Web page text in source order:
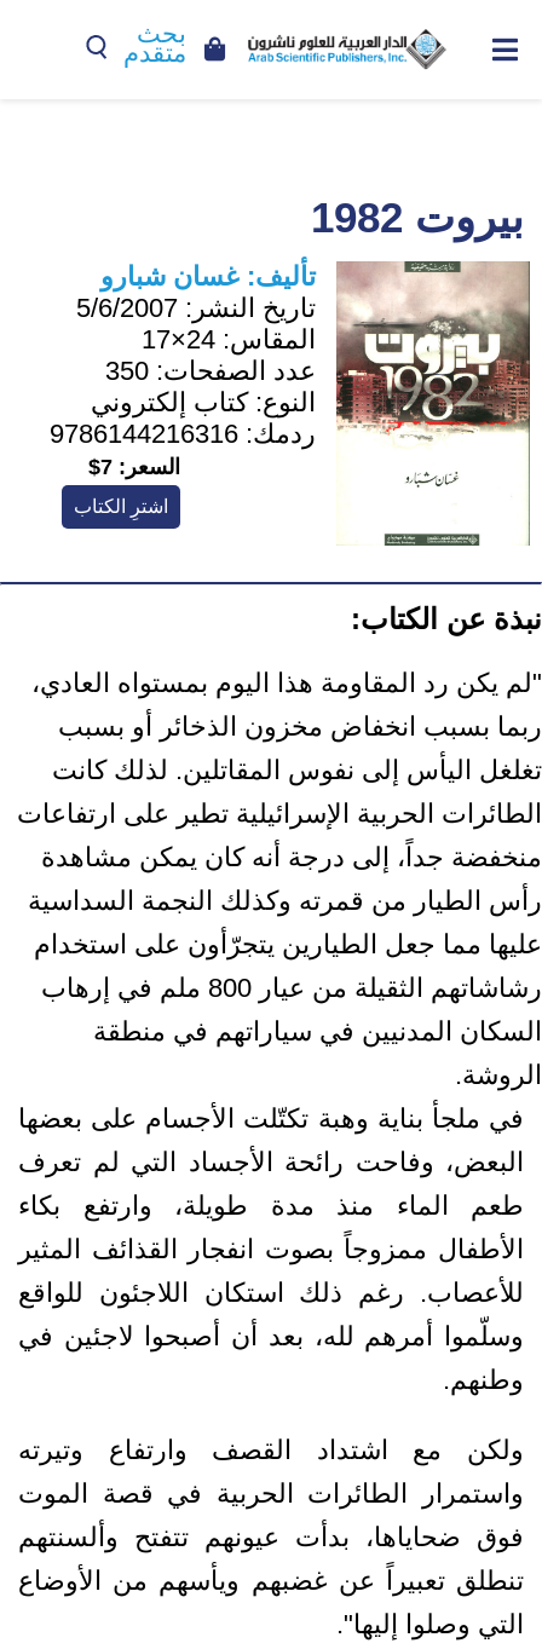
بحث
متقدم
بيروت 1982
تأليف: غسان شبارو
تاريخ النشر: 5/6/2007
المقاس: 24×17
عدد الصفحات: 350
النوع:كتاب إلكتروني
ردمك: 9786144216316
السعر: 7$
اشترِ الكتاب
نبذة عن الكتاب:
"لم يكن رد المقاومة هذا اليوم بمستواه العادي،
ربما بسبب انخفاض مخزون الذخائر أو بسبب
تغلغل اليأس إلى نفوس المقاتلين. لذلك كانت
الطائرات الحربية الإسرائيلية تطير على ارتفاعات
منخفضة جداً، إلى درجة أنه كان يمكن مشاهدة
رأس الطيار من قمرته وكذلك النجمة السداسية
عليها مما جعل الطيارين يتجرّأون على استخدام
رشاشاتهم الثقيلة من عيار 800 ملم في إرهاب
السكان المدنيين في سياراتهم في منطقة
الروشة.
في ملجأ بناية وهبة تكتّلت الأجسام على بعضها
البعض، وفاحت رائحة الأجساد التي لم تعرف
طعم الماء منذ مدة طويلة، وارتفع بكاء
الأطفال ممزوجاً بصوت انفجار القذائف المثير
للأعصاب. رغم ذلك استكان اللاجئون للواقع
وسلّموا أمرهم لله، بعد أن أصبحوا لاجئين في
وطنهم.
ولكن مع اشتداد القصف وارتفاع وتيرته
واستمرار الطائرات الحربية في قصة الموت
فوق ضحاياها، بدأت عيونهم تتفتح وألسنتهم
تنطلق تعبيراً عن غضبهم ويأسهم من الأوضاع
التي وصلوا إليها".